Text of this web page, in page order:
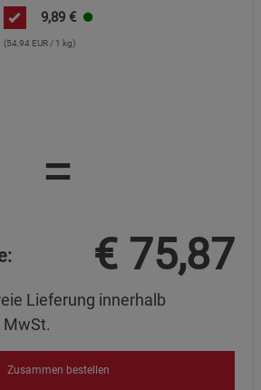
9,89 €
(54,94 EUR / 1 kg)
=
€ 75,87
Lieferung innerhalb
MwSt.
Zusammen bestellen